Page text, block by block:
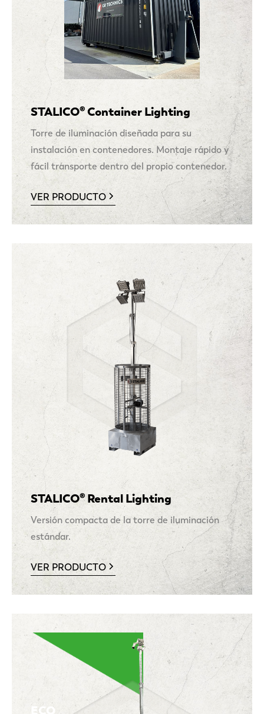
STALICO® Container Lighting
Torre de iluminación diseñada para su
instalación en contenedores. Montaje rápido y
fácil transporte dentro del propio contenedor.
VER PRODUCTO
STALICO® Rental Lighting
Versión compacta de la torre de iluminación
estándar.
VER PRODUCTO
ECO